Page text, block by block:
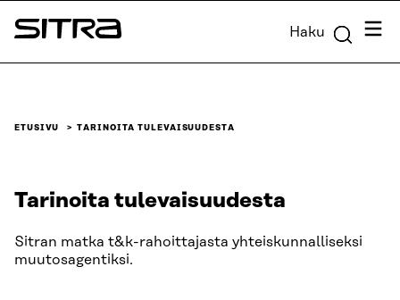
Siirry
suoraan
Sitra Haku
ETUSIVU TARINOITA TULEVAISUUDESTA
Tarinoita tulevaisuudesta
Sitran matka t&k-rahoittajasta yhteiskunnalliseksi
muutosagentiksi.